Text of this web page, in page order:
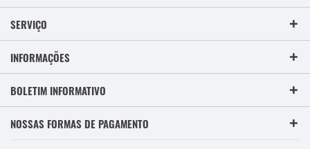
SERVIÇO
INFORMAÇÕES
BOLETIM INFORMATIVO
NOSSAS FORMAS DE PAGAMENTO